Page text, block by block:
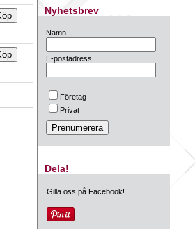
Nyhetsbrev
Namn
E-postadress
Företag
Privat
Dela!
Gilla oss på Facebook!